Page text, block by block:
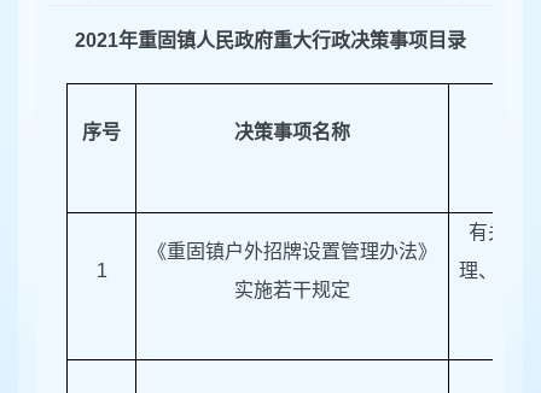
2021年重固镇人民政府重大行政决策事项目录
序号 决策事项名称
1
《重固镇户外招牌设置管理办法》
实施若干规定
有关公
理、城